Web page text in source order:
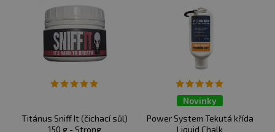
Titánus Sniff It (čichací sůl)
150 g - Strong
Novinky
Power System Tekutá křída
Liquid Chalk